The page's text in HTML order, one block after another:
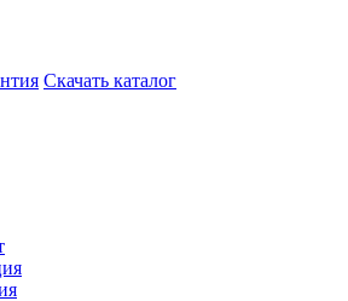
Скачать каталог